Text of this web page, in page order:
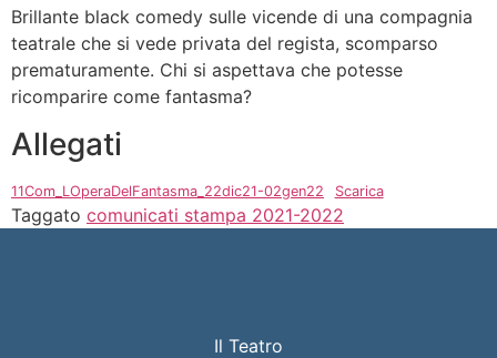
Brillante black comedy sulle vicende di una compagnia
teatrale che si vede privata del regista, scomparso
prematuramente. Chi si aspettava che potesse
ricomparire come fantasma?
Allegati
11Com_LOperaDelFantasma_22dic21-02gen22 Scarica
Taggato comunicati stampa 2021-2022
Il Teatro